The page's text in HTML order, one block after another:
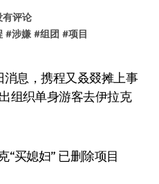
有评论
#涉嫌 #组团 #项目
组织单身游客去伊拉克